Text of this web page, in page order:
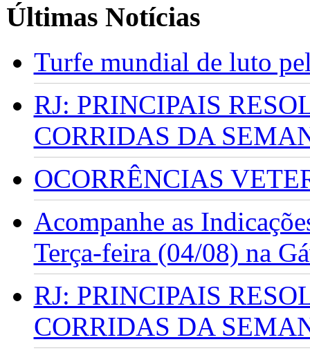
Últimas Notícias
Turfe mundial de luto
RJ: PRINCIPAIS
CORRIDAS DA
OCORRÊNCIAS
Acompanhe as
Terça-feira (04/08) na
RJ: PRINCIPAIS
CORRIDAS DA